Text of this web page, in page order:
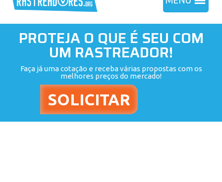
PROTEJA O QUE É SEU COM
UM RASTREADOR!
Faça já uma cotação e receba várias propostas com os
melhores preços do mercado!